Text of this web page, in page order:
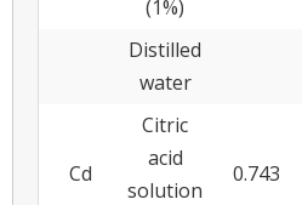
(1%)
Distilled
water
Cd
Citric
acid
solution
0.743